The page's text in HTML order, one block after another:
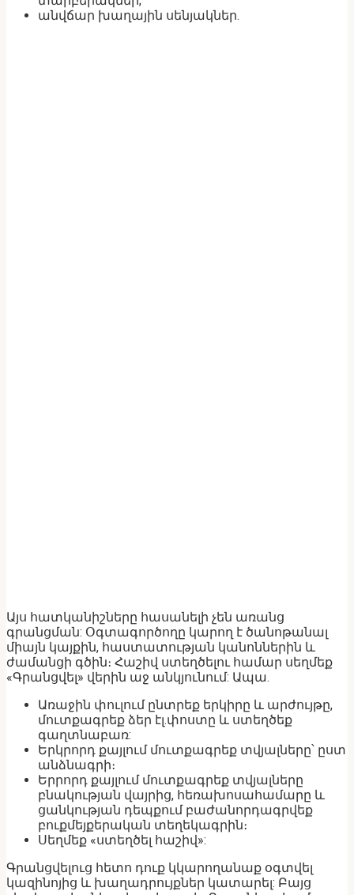
անվճար խաղային սենյակներ.
Այս հատկանիշները հասանելի չեն առանց
գրանցման: Օգտագործողը կարող է ծանոթանալ
միայն կայքին, հաստատության կանոններին և
ժամանցի գծին։ Հաշիվ ստեղծելու համար սեղմեք
«Գրանցվել» վերին աջ անկյունում: Ապա.
Առաջին փուլում ընտրեք երկիրը և արժույթը,
մուտքագրեք ձեր էլ.փոստը և ստեղծեք
գաղտնաբառ:
Երկրորդ քայլում մուտքագրեք տվյալները՝ ըստ
անձնագրի։
Երրորդ քայլում մուտքագրեք տվյալները
բնակության վայրից, հեռախոսահամարը և
ցանկության դեպքում բաժանորդագրվեք
բուքմեյքերական տեղեկագրին։
Սեղմեք «ստեղծել հաշիվ»:
Գրանցվելուց հետո դուք կկարողանաք օգտվել
կազինոյից և խաղադրույքներ կատարել: Բայց